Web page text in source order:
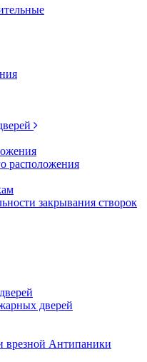
расположения
закрывания створок
дверей
врезной Антипаники